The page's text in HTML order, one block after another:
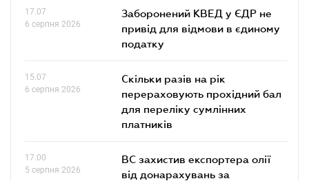
17.07
6 серпня 2026
Заборонений КВЕД у ЄДР не
привід для відмови в єдиному
податку
15.07
6 серпня 2026
Скільки разів на рік
перераховують прохідний бал
для переліку сумлінних
платників
17.00
5 серпня 2026
ВС захистив експортера олії
від донарахувань за